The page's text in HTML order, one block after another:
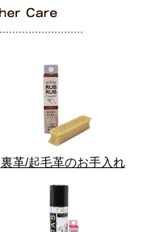
裏革/起毛革のお手入れ